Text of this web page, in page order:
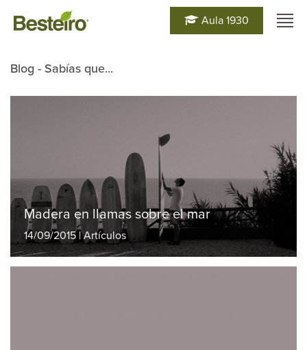
Aula 1930
Blog - Sabías que...
Madera en llamas sobre el mar
14/09/2015 | Artículos